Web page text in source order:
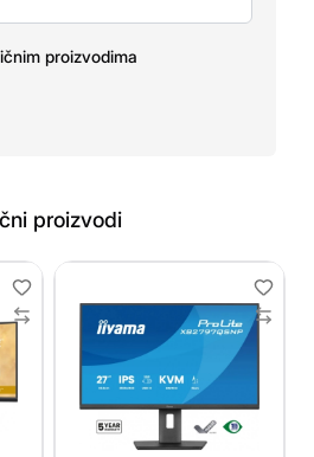
proizvodima
proizvodi